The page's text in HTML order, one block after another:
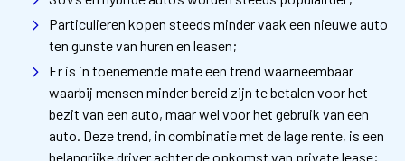
Particulieren kopen steeds minder vaak een nieuwe auto
ten gunste van huren en leasen;
Er is in toenemende mate een trend waarneembaar
waarbij mensen minder bereid zijn te betalen voor het
bezit van een auto, maar wel voor het gebruik van een
auto. Deze trend, in combinatie met de lage rente, is een
belangrijke driver achter de opkomst van private lease;